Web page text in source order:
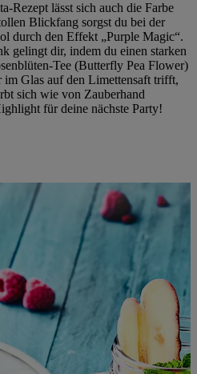
Rezept lässt sich auch die Farbe
Blickfang sorgst du bei der
durch den Effekt „Purple Magic“.
gelingt dir, indem du einen starken
Tee (Butterfly Pea Flower)
im Glas auf den Limettensaft trifft,
sich wie von Zauberhand
für deine nächste Party!